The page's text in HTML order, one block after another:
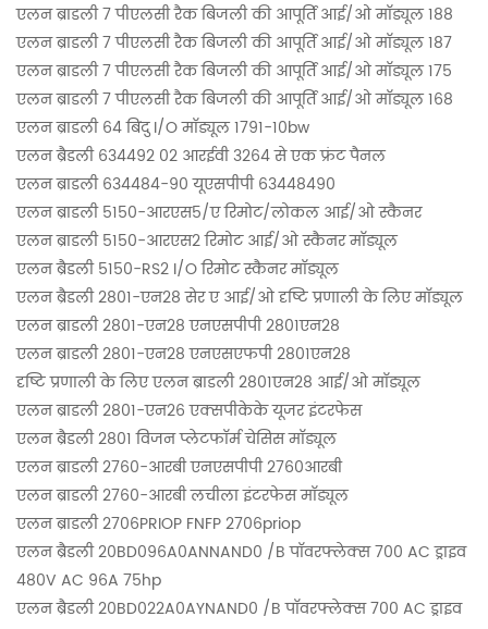
एलन ब्राडली 7 पीएलसी रैक बिजली की आपूर्ति आई/ओ मॉड्यूल 188
एलन ब्राडली 7 पीएलसी रैक बिजली की आपूर्ति आई/ओ मॉड्यूल 187
एलन ब्राडली 7 पीएलसी रैक बिजली की आपूर्ति आई/ओ मॉड्यूल 175
एलन ब्राडली 7 पीएलसी रैक बिजली की आपूर्ति आई/ओ मॉड्यूल 168
एलन ब्राडली 64 बिंदु I/O मॉड्यूल 1791-10bw
एलन ब्रैडली 634492 02 आरईवी 3264 से एक फ्रंट पैनल
एलन ब्राडली 634484-90 यूएसपीपी 63448490
एलन ब्राडली 5150-आरएस5/ए रिमोट/लोकल आई/ओ स्कैनर
एलन ब्राडली 5150-आरएस2 रिमोट आई/ओ स्कैनर मॉड्यूल
एलन ब्रैडली 5150-RS2 I/O रिमोट स्कैनर मॉड्यूल
एलन ब्रैडली 2801-एन28 सेर ए आई/ओ दृष्टि प्रणाली के लिए मॉड्यूल
एलन ब्राडली 2801-एन28 एनएसपीपी 2801एन28
एलन ब्राडली 2801-एन28 एनएसएफपी 2801एन28
दृष्टि प्रणाली के लिए एलन ब्राडली 2801एन28 आई/ओ मॉड्यूल
एलन ब्राडली 2801-एन26 एक्सपीकेके यूजर इंटरफेस
एलन ब्रैडली 2801 विजन प्लेटफॉर्म चेसिस मॉड्यूल
एलन ब्राडली 2760-आरबी एनएसपीपी 2760आरबी
एलन ब्राडली 2760-आरबी लचीला इंटरफेस मॉड्यूल
एलन ब्राडली 2706PRIOP FNFP 2706priop
एलन ब्रैडली 20BD096A0ANNAND0 /B पॉवरफ्लेक्स 700 AC ड्राइव
480V AC 96A 75hp
एलन ब्रैडली 20BD022A0AYNAND0 /B पॉवरफ्लेक्स 700 AC ड्राइव